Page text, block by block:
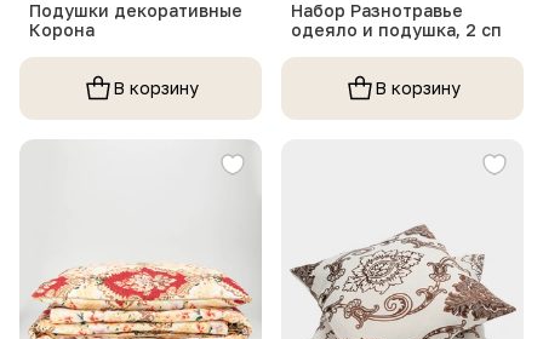
Подушки декоративные
Корона
В корзину
Набор Разнотравье
одеяло и подушка, 2 сп
В корзину